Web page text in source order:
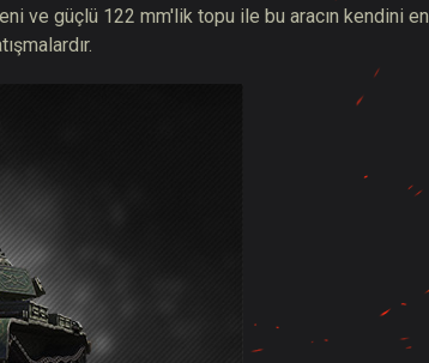
ve güçlü 122 mm'lik topu ile bu aracın kendini en